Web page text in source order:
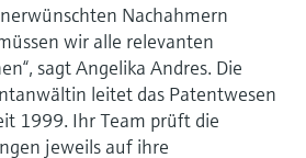
Nachahmern
wir alle relevanten
sagt Angelika Andres. Die
leitet das Patentwesen
1999. Ihr Team prüft die
jeweils auf ihre